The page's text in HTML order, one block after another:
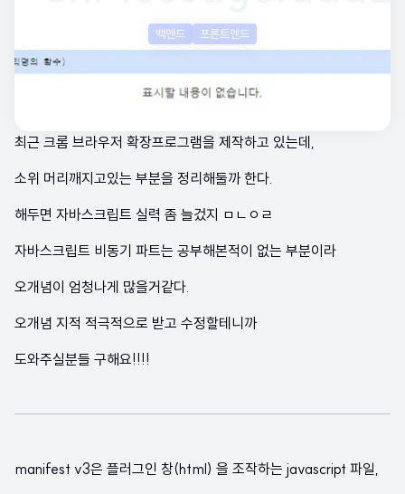
백엔드 프론트엔드
최근 크롬 브라우저 확장프로그램을 제작하고 있는데,
소위 머리깨지고있는 부분을 정리해둘까 한다.
해두면 자바스크립트 실력 좀 늘겄지 ㅁㄴㅇㄹ
자바스크립트 비동기 파트는 공부해본적이 없는 부분이라
오개념이 엄청나게 많을거같다.
오개념 지적 적극적으로 받고 수정할테니까
도와주실분들 구해요!!!!
manifest v3은 플러그인 창(html) 을 조작하는 javascript 파일,